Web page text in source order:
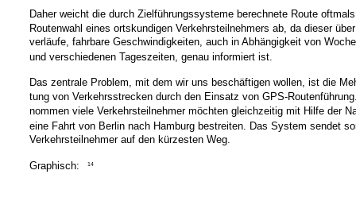
Daher weicht die durch Zielführungssysteme berechnete Route
Routenwahl eines ortskundigen Verkehrsteilnehmers ab, da dieser
verläufe, fahrbare Geschwindigkeiten, auch in Abhängigkeit von
und verschiedenen Tageszeiten, genau informiert ist.
Das zentrale Problem, mit dem wir uns beschäftigen wollen, ist die
tung von Verkehrsstrecken durch den Einsatz von GPS-
nommen viele Verkehrsteilnehmer möchten gleichzeitig mit Hilfe der
eine Fahrt von Berlin nach Hamburg bestreiten. Das System sendet
Verkehrsteilnehmer auf den kürzesten Weg.
Graphisch: 14